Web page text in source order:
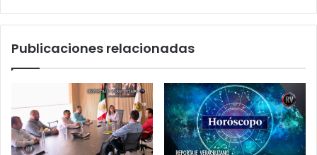
y
energéticas
Publicaciones relacionadas